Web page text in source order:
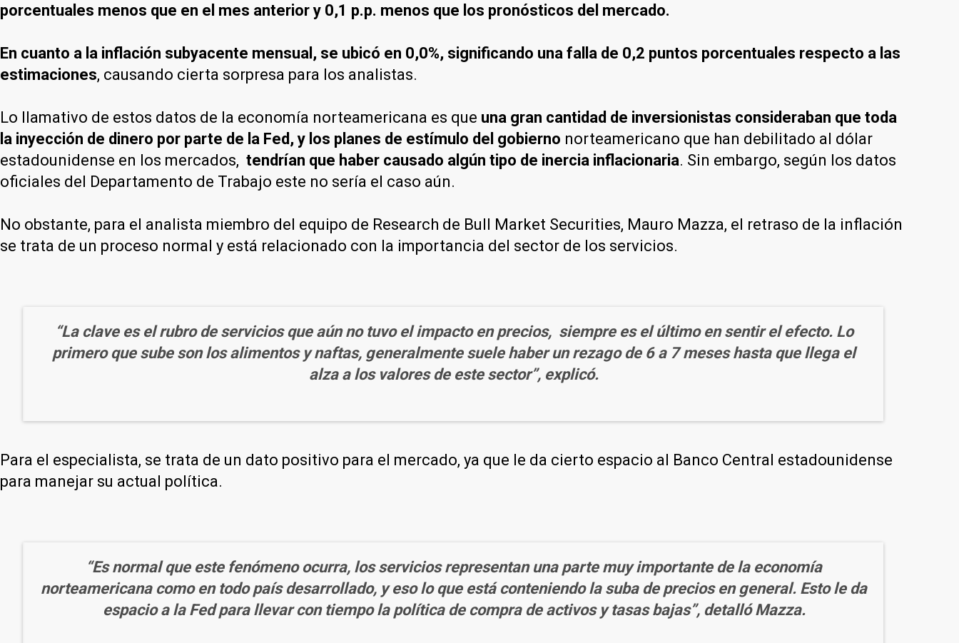
porcentuales menos que en el mes anterior y 0,1 p.p. menos que los pronósticos del mercado.
En cuanto a la inflación subyacente mensual, se ubicó en 0,0%, significando una falla de 0,2 puntos porcentuales respecto a las
estimaciones, causando cierta sorpresa para los analistas.
Lo llamativo de estos datos de la economía norteamericana es que una gran cantidad de inversionistas consideraban que toda
la inyección de dinero por parte de la Fed, y los planes de estímulo del gobierno norteamericano que han debilitado al dólar
estadounidense en los mercados, tendrían que haber causado algún tipo de inercia inflacionaria. Sin embargo, según los datos
oficiales del Departamento de Trabajo este no sería el caso aún.
No obstante, para el analista miembro del equipo de Research de Bull Market Securities, Mauro Mazza, el retraso de la inflación
se trata de un proceso normal y está relacionado con la importancia del sector de los servicios.
“La clave es el rubro de servicios que aún no tuvo el impacto en precios, siempre es el último en sentir el efecto. Lo
primero que sube son los alimentos y naftas, generalmente suele haber un rezago de 6 a 7 meses hasta que llega el
alza a los valores de este sector”, explicó.
Para el especialista, se trata de un dato positivo para el mercado, ya que le da cierto espacio al Banco Central estadounidense
para manejar su actual política.
“Es normal que este fenómeno ocurra, los servicios representan una parte muy importante de la economía
norteamericana como en todo país desarrollado, y eso lo que está conteniendo la suba de precios en general. Esto le da
espacio a la Fed para llevar con tiempo la política de compra de activos y tasas bajas”, detalló Mazza.